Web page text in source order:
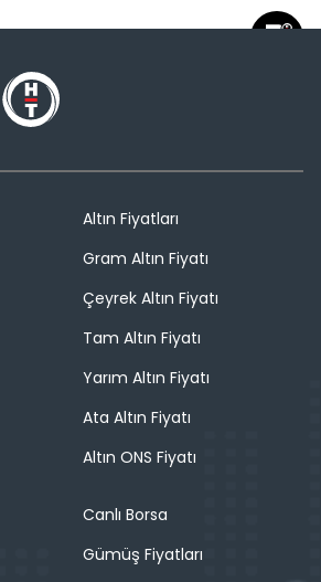
Altın Fiyatları
Gram Altın Fiyatı
Çeyrek Altın Fiyatı
Tam Altın Fiyatı
Yarım Altın Fiyatı
Ata Altın Fiyatı
Altın ONS Fiyatı
Canlı Borsa
Gümüş Fiyatları